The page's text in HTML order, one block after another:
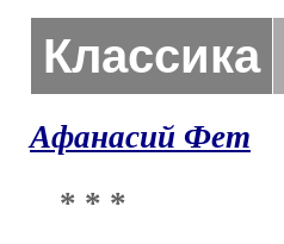
Классика
Афанасий Фет
* * *